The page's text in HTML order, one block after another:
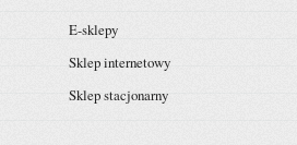
E-sklepy
Sklep internetowy
Sklep stacjonarny